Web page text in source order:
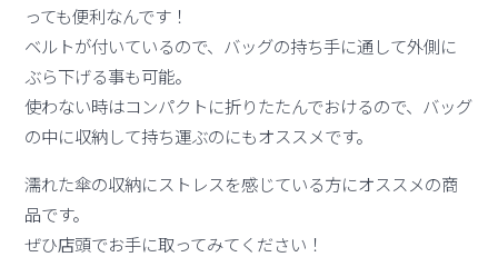
っても便利なんです！
ベルトが付いているので、バッグの持ち手に通して外側に
ぶら下げる事も可能。
使わない時はコンパクトに折りたたんでおけるので、バッグ
の中に収納して持ち運ぶのにもオススメです。
濡れた傘の収納にストレスを感じている方にオススメの商
品です。
ぜひ店頭でお手に取ってみてください！